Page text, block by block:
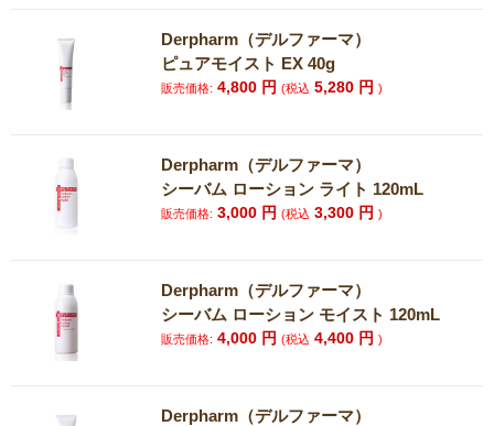
Derpharm（デルファーマ）
ピュアモイスト EX 40g
販売価格: 4,800 円(税込 5,280 円)
Derpharm（デルファーマ）
シーバム ローション ライト 120mL
販売価格: 3,000 円(税込 3,300 円)
Derpharm（デルファーマ）
シーバム ローション モイスト 120mL
販売価格: 4,000 円(税込 4,400 円)
Derpharm（デルファーマ）